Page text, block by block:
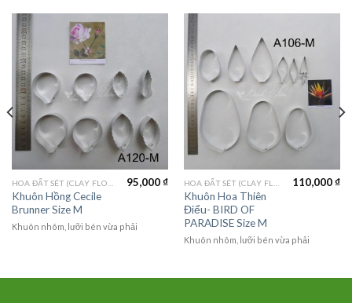
Khuôn Hồng Cecile
Brunner Size M
95,000₫
Khuôn nhôm, lưỡi bén vừa phải
Khuôn Hoa Thiên
Điểu- BIRD OF
PARADISE Size M
110,000₫
Khuôn nhôm, lưỡi bén vừa phải